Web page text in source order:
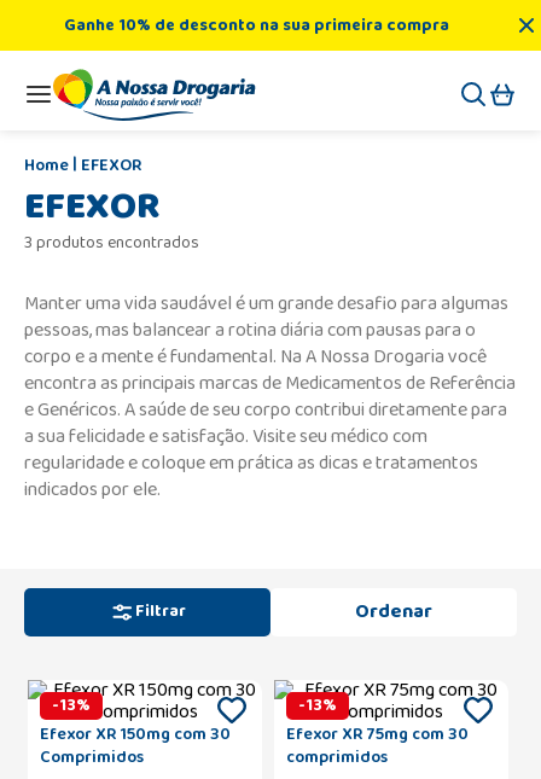
Ganhe 10% de desconto na sua primeira compra
EFEXOR
EFEXOR
3 produtos encontrados
Manter uma vida saudável é um grande desafio para algumas
pessoas, mas balancear a rotina diária com pausas para o
corpo e a mente é fundamental. Na A Nossa Drogaria você
encontra as principais marcas de Medicamentos de Referência
e Genéricos. A saúde de seu corpo contribui diretamente para
a sua felicidade e satisfação. Visite seu médico com
regularidade e coloque em prática as dicas e tratamentos
indicados por ele.
Filtrar
-13%
Efexor XR 150mg com 30
Comprimidos
-13%
Efexor XR 75mg com 30
comprimidos